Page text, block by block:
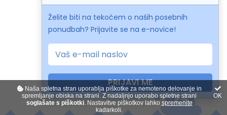
Želite biti na tekočem o naših posebnih
ponudbah? Prijavite se na e-novice!
PRIJAVI ME
Naša spletna stran uporablja piškotke za nemoteno delovanje in
spremljanje obiska na strani. Z nadaljnjo uporabo spletne strani
soglašate s piškotki. Nastavitve piškotkov lahko spremenite
kadarkoli.
OK